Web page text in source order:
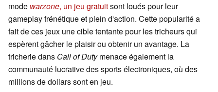
mode warzone, un jeu gratuitsont loués pour leur
gameplay frénétique et plein d'action. Cette popularité a
fait de ces jeux une cible tentante pour les tricheurs qui
espèrent gâcher le plaisir ou obtenir un avantage. La
tricherie dans Call of Dutymenace également la
communauté lucrative des sports électroniques, où des
millions de dollars sont en jeu.